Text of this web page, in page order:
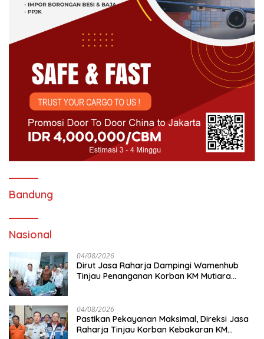
Bandung
Nasional
04/08/2026
Dirut Jasa Raharja Dampingi Wamenhub
Tinjau Penanganan Korban KM Mutiara
04/08/2026
Pastikan Pekayanan Maksimal, Direksi Jasa
Raharja Tinjau Korban Kebakaran KM